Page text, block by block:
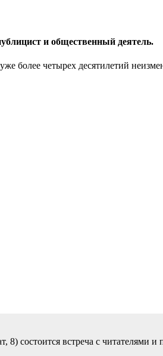
и общественный деятель.
более четырех десятилетий
состоится встреча с читателями и